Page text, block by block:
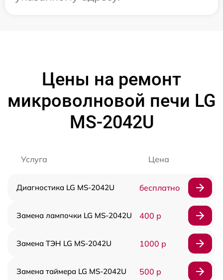
Цены на ремонт
микроволновой печи LG
MS-2042U
Услуга Цена
Диагностика LG MS-2042U бесплатно
Замена лампочки LG MS-2042U 400 р
Замена ТЭН LG MS-2042U 1000 р
Замена таймера LG MS-2042U 500 р